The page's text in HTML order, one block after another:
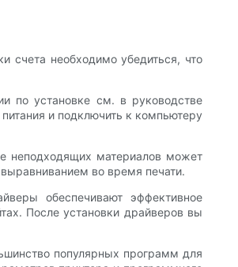
счета необходимо убедиться, что
по установке см. в руководстве
и подключить к компьютеру
неподходящих материалов может
во время печати.
обеспечивают эффективное
После установки драйверов вы
популярных программ для